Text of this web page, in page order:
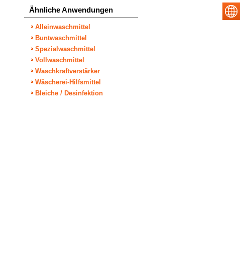
Ähnliche Anwendungen
Alleinwaschmittel
Buntwaschmittel
Spezialwaschmittel
Vollwaschmittel
Waschkraftverstärker
Wäscherei-Hilfsmittel
Bleiche / Desinfektion